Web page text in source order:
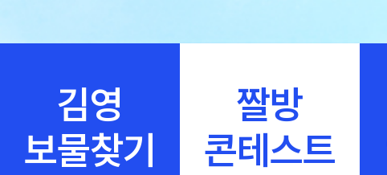
김영
보물찾기
짤방
콘테스트